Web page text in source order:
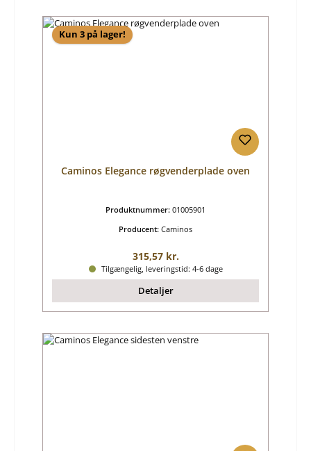
Kun 3 på lager!
Caminos Elegance røgvenderplade oven
Produktnummer: 01005901
Producent: Caminos
Almindelig pris:
315,57 kr.
Tilgængelig, leveringstid: 4-6 dage
Detaljer